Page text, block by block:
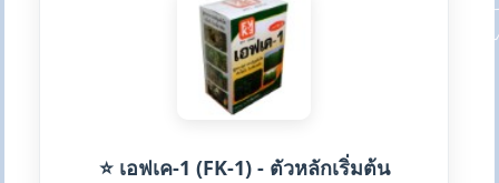
⭐ เอฟเค-1 (FK-1) - ตัวหลักเริ่มต้น